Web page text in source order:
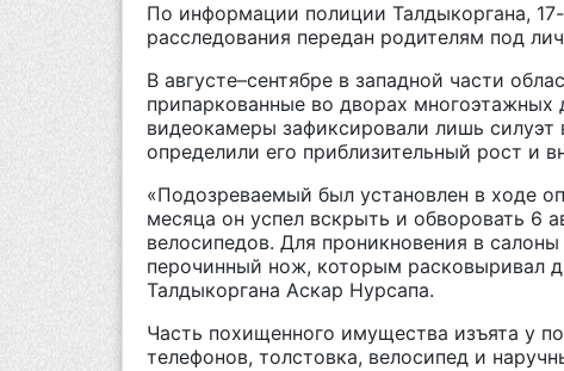
По информации полиции Талдыкоргана,
расследования передан родителям под
В августе–сентябре в западной части
припаркованные во дворах
видеокамеры зафиксировали лишь
определили его приблизительный рост и
«Подозреваемый был установлен в ходе
месяца он успел вскрыть и обворовать 6
велосипедов. Для проникновения в
перочинный нож, которым расковыривал
Талдыкоргана Аскар Нурсапа.
Часть похищенного имущества изъята у
телефонов, толстовка, велосипед и